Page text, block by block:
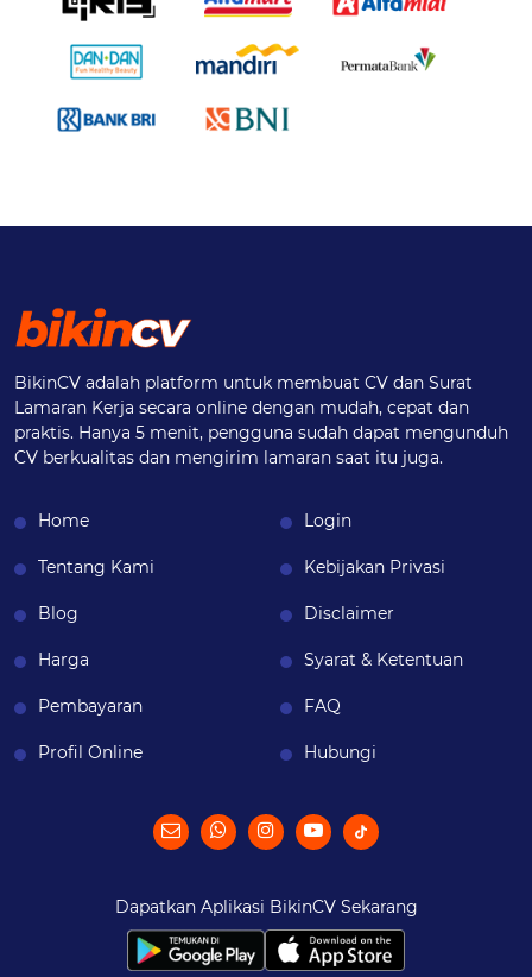
BikinCV adalah platform untuk membuat CV dan Surat
Lamaran Kerja secara online dengan mudah, cepat dan
praktis. Hanya 5 menit, pengguna sudah dapat mengunduh
CV berkualitas dan mengirim lamaran saat itu juga.
Home
Tentang Kami
Blog
Harga
Pembayaran
Profil Online
Login
Kebijakan Privasi
Disclaimer
Syarat & Ketentuan
FAQ
Hubungi
Dapatkan Aplikasi BikinCV Sekarang